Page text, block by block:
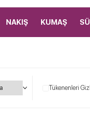
NAKIŞ KUMAŞ
Tükenenleri